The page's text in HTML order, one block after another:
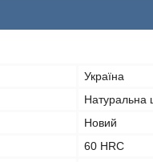
Україна
Натуральна
Новий
60 HRC